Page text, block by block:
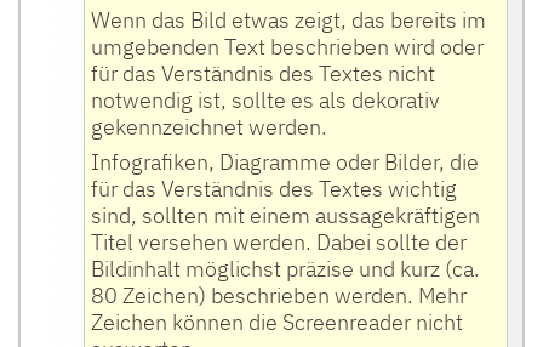
Wenn das Bild etwas zeigt, das bereits im
umgebenden Text beschrieben wird oder
für das Verständnis des Textes nicht
notwendig ist, sollte es als dekorativ
gekennzeichnet werden.
Infografiken, Diagramme oder Bilder, die
für das Verständnis des Textes wichtig
sind, sollten mit einem aussagekräftigen
Titel versehen werden. Dabei sollte der
Bildinhalt möglichst präzise und kurz (ca.
80 Zeichen) beschrieben werden. Mehr
Zeichen können die Screenreader nicht